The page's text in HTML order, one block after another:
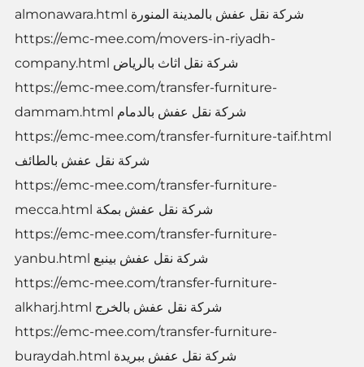
almonawara.html شركة نقل عفش بالمدينة المنورة
https://emc-mee.com/movers-in-riyadh-
company.html شركة نقل اثاث بالرياض
https://emc-mee.com/transfer-furniture-
dammam.html شركة نقل عفش بالدمام
https://emc-mee.com/transfer-furniture-taif.html
شركة نقل عفش بالطائف
https://emc-mee.com/transfer-furniture-
mecca.html شركة نقل عفش بمكة
https://emc-mee.com/transfer-furniture-
yanbu.html شركة نقل عفش بينبع
https://emc-mee.com/transfer-furniture-
alkharj.html شركة نقل عفش بالخرج
https://emc-mee.com/transfer-furniture-
buraydah.html شركة نقل عفش ببريدة